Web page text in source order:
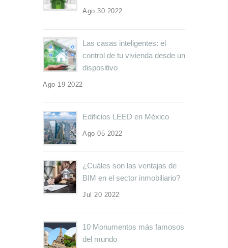
Ago 30 2022
Las casas inteligentes: el
control de tu vivienda desde un
dispositivo
Ago 19 2022
Edificios LEED en México
Ago 05 2022
¿Cuáles son las ventajas de
BIM en el sector inmobiliario?
Jul 20 2022
10 Monumentos más famosos
del mundo